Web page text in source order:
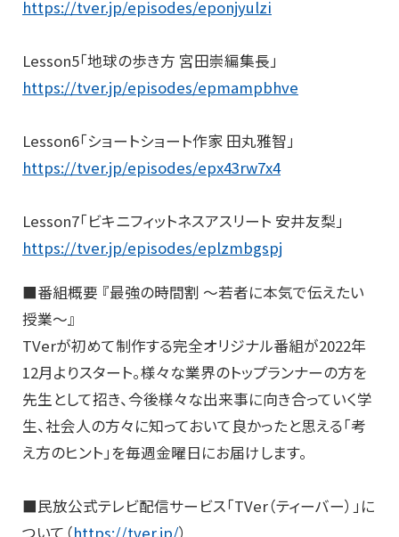
https://tver.jp/episodes/eponjyulzi
Lesson5「地球の歩き方 宮田崇編集長」
https://tver.jp/episodes/epmampbhve
Lesson6「ショートショート作家 田丸雅智」
https://tver.jp/episodes/epx43rw7x4
Lesson7「ビキニフィットネスアスリート 安井友梨」
https://tver.jp/episodes/eplzmbgspj
■番組概要 『最強の時間割 ～若者に本気で伝えたい
授業～』
TVerが初めて制作する完全オリジナル番組が2022年
12月よりスタート。様々な業界のトップランナーの方を
先生として招き、今後様々な出来事に向き合っていく学
生、社会人の方々に知っておいて良かったと思える「考
え方のヒント」を毎週金曜日にお届けします。
■民放公式テレビ配信サービス「TVer（ティーバー）」に